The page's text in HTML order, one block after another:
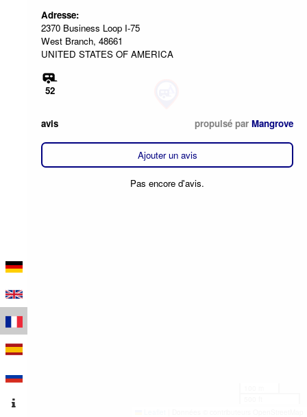
Adresse:
2370 Business Loop I-75
West Branch, 48661
UNITED STATES OF AMERICA
52
avis propulsé par Mangrove
Ajouter un avis
Pas encore d'avis.